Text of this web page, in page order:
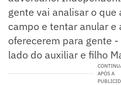
gente vai analisar o
campo e tentar anular e
oferecerem para gente
lado do auxiliar e filho
APÓS A